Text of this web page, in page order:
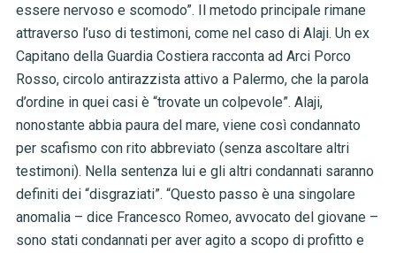
essere nervoso e scomodo”. Il metodo principale rimane
attraverso l’uso di testimoni, come nel caso di Alaji. Un ex
Capitano della Guardia Costiera racconta ad Arci Porco
Rosso, circolo antirazzista attivo a Palermo, che la parola
d’ordine in quei casi è “trovate un colpevole”. Alaji,
nonostante abbia paura del mare, viene così condannato
per scafismo con rito abbreviato (senza ascoltare altri
testimoni). Nella sentenza lui e gli altri condannati saranno
definiti dei “disgraziati”. “Questo passo è una singolare
anomalia – dice Francesco Romeo, avvocato del giovane –
sono stati condannati per aver agito a scopo di profitto e